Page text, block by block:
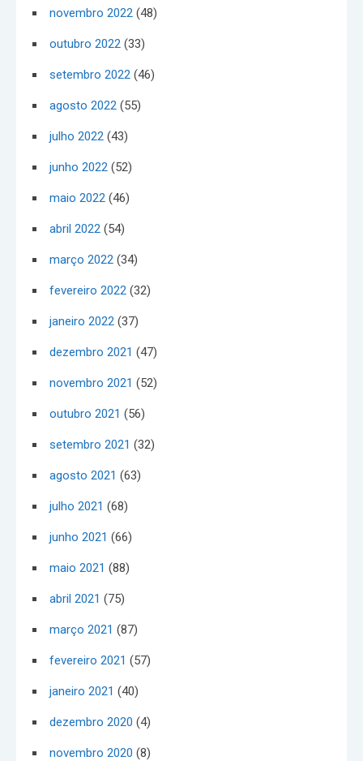
novembro 2022 (48)
outubro 2022 (33)
setembro 2022 (46)
agosto 2022 (55)
julho 2022 (43)
junho 2022 (52)
maio 2022 (46)
abril 2022 (54)
março 2022 (34)
fevereiro 2022 (32)
janeiro 2022 (37)
dezembro 2021 (47)
novembro 2021 (52)
outubro 2021 (56)
setembro 2021 (32)
agosto 2021 (63)
julho 2021 (68)
junho 2021 (66)
maio 2021 (88)
abril 2021 (75)
março 2021 (87)
fevereiro 2021 (57)
janeiro 2021 (40)
dezembro 2020 (4)
novembro 2020 (8)